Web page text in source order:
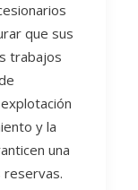
que sus
trabajos
y la
una
reservas.